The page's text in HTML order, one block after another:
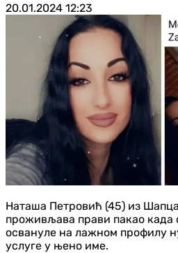
20.01.2024 12:23
Наташа Петровић (45) из
проживљава прави пакао када
освануле на лажном профилу
услуге у њено име.